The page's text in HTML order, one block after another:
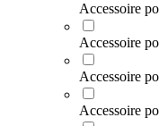
Accessoire
Accessoire
Accessoire
Accessoire